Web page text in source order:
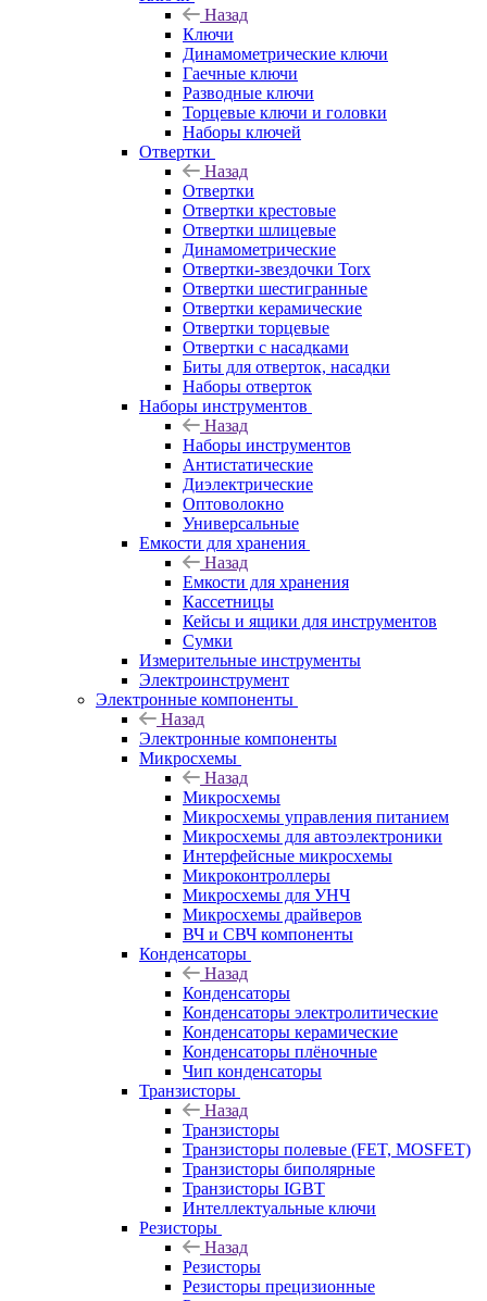
Назад
Ключи
Динамометрические ключи
Гаечные ключи
Разводные ключи
Торцевые ключи и головки
Наборы ключей
Отвертки
Назад
Отвертки
Отвертки крестовые
Отвертки шлицевые
Динамометрические
Отвертки-звездочки Torx
Отвертки шестигранные
Отвертки керамические
Отвертки торцевые
Отвертки с насадками
Биты для отверток, насадки
Наборы отверток
Наборы инструментов
Назад
Наборы инструментов
Антистатические
Диэлектрические
Оптоволокно
Универсальные
Емкости для хранения
Назад
Емкости для хранения
Кассетницы
Кейсы и ящики для инструментов
Сумки
Измерительные инструменты
Электроинструмент
Электронные компоненты
Назад
Электронные компоненты
Микросхемы
Назад
Микросхемы
Микросхемы управления питанием
Микросхемы для автоэлектроники
Интерфейсные микросхемы
Микроконтроллеры
Микросхемы для УНЧ
Микросхемы драйверов
ВЧ и СВЧ компоненты
Конденсаторы
Назад
Конденсаторы
Конденсаторы электролитические
Конденсаторы керамические
Конденсаторы плёночные
Чип конденсаторы
Транзисторы
Назад
Транзисторы
Транзисторы полевые (FET, MOSFET)
Транзисторы биполярные
Транзисторы IGBT
Интеллектуальные ключи
Резисторы
Назад
Резисторы
Резисторы прецизионные